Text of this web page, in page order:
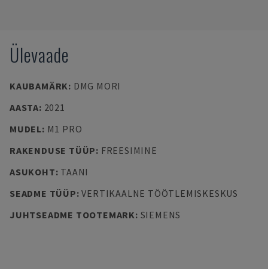
Ülevaade
KAUBAMÄRK: DMG MORI
AASTA: 2021
MUDEL: M1 PRO
RAKENDUSE TÜÜP: FREESIMINE
ASUKOHT: TAANI
SEADME TÜÜP:VERTIKAALNE TÖÖTLEMISKESKUS
JUHTSEADME TOOTEMARK: SIEMENS